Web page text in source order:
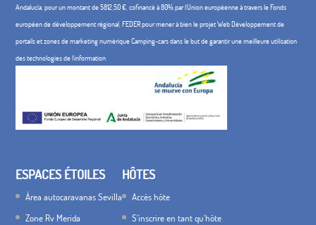
Andalucía, pour un montant de 5812,50 €, cofinancé à 80% par l'Union européenne à travers le Fonds
européen de développement régional, FEDER pour mener à bien le projet Web Développement de
portails et zones de marketing numérique Camping-cars dans le but de garantir une meilleure utilisation
des technologies de l'information
ESPACES ÉTOILES
Área autocaravanas Sevilla
Zone Rv Merida
HÔTES
Accès hôte
S'inscrire en tant qu'hôte